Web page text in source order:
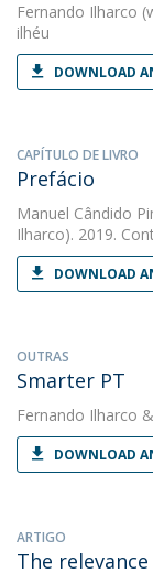
Fernando Ilharco
ilhéu
DOWNLOAD
CAPÍTULO DE LIVRO
Prefácio
Manuel Cândido
Ilharco). 2019.
DOWNLOAD
OUTRAS
Smarter PT
Fernando Ilharco &
DOWNLOAD
ARTIGO
The